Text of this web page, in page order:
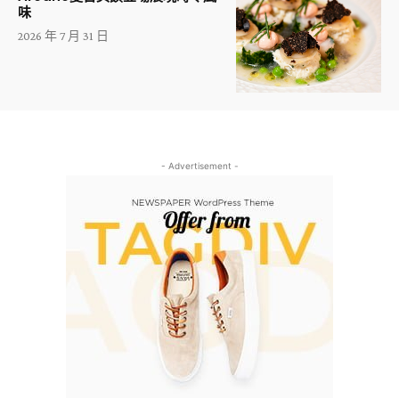
味
2026 年 7 月 31 日
- Advertisement -